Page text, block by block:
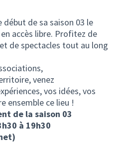
début de sa saison 03 le
accès libre. Profitez de
de spectacles tout au long
venez
vos idées, vos
ensemble ce lieu !
de la saison 03
à 19h30